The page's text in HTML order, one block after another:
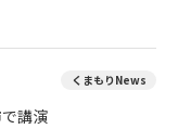
くまもりNews
講演